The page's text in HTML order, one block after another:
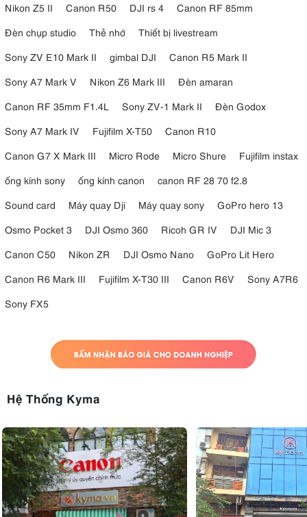
Nikon Z5 II
Canon R50 DJI rs 4
Canon RF 85mm
Đèn chụp studio
Thẻ nhớ
Thiết bị livestream
Sony ZV E10 Mark II
gimbal DJI
Canon R5 Mark II
Sony A7 Mark V
Nikon Z6 Mark III
Đèn amaran
Canon RF 35mm F1.4L
Sony ZV-1 Mark II
Đèn Godox
Sony A7 Mark IV
Fujifilm X-T50
Canon R10
Canon G7 X Mark III
Micro Rode Micro Shure
Fujifilm instax
ống kính sony
ống kính canon
canon RF 28 70 f2.8
Sound card
Máy quay Dji Máy quay sony
GoPro hero 13
Osmo Pocket 3
DJI Osmo 360 Ricoh GR IV
DJI Mic 3
Canon C50
Nikon ZR DJI Osmo Nano
GoPro Lit Hero
Canon R6 Mark III
Fujifilm X-T30 III Canon R6V
Sony A7R6
Sony FX5
Hệ Thống Kyma